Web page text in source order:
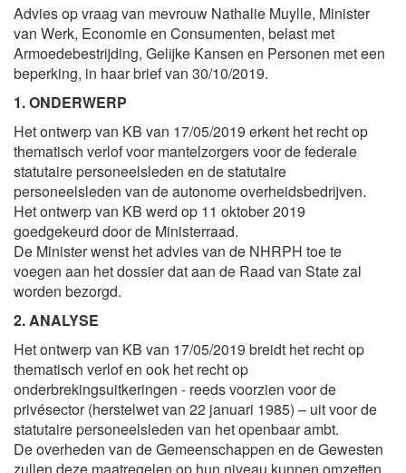
Advies op vraag van mevrouw Nathalie Muylle, Minister
van Werk, Economie en Consumenten, belast met
Armoedebestrijding, Gelijke Kansen en Personen met een
beperking, in haar brief van 30/10/2019.
1. ONDERWERP
Het ontwerp van KB van 17/05/2019 erkent het recht op
thematisch verlof voor mantelzorgers voor de federale
statutaire personeelsleden en de statutaire
personeelsleden van de autonome overheidsbedrijven.
Het ontwerp van KB werd op 11 oktober 2019
goedgekeurd door de Ministerraad.
De Minister wenst het advies van de NHRPH toe te
voegen aan het dossier dat aan de Raad van State zal
worden bezorgd.
2. ANALYSE
Het ontwerp van KB van 17/05/2019 breidt het recht op
thematisch verlof en ook het recht op
onderbrekingsuitkeringen - reeds voorzien voor de
privésector (herstelwet van 22 januari 1985) – uit voor de
statutaire personeelsleden van het openbaar ambt.
De overheden van de Gemeenschappen en de Gewesten